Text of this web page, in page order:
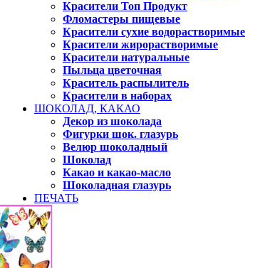
Красители Топ Продукт
Фломастеры пищевые
Красители сухие водорастворимые
Красители жирорастворимые
Красители натуральные
Пыльца цветочная
Краситель распылитель
Красители в наборах
ШОКОЛАД, КАКАО
Декор из шоколада
Фигурки шок. глазурь
Велюр шоколадный
Шоколад
Какао и какао-масло
Шоколадная глазурь
ПЕЧАТЬ